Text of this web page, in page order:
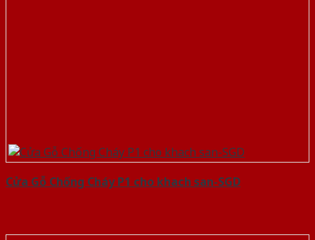
Cửa Gỗ Chống Cháy P1 cho khach san-SGD